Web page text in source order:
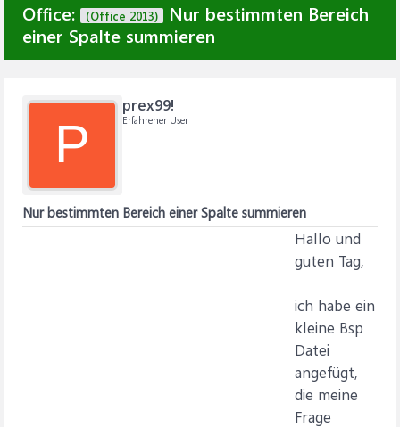
Office: (Office 2013)
Nur bestimmten Bereich
einer Spalte summieren
P
prex99!
Erfahrener User
Nur bestimmten Bereich einer Spalte summieren
Hallo und
guten Tag,
ich habe ein
kleine Bsp
Datei
angefügt,
die meine
Frage